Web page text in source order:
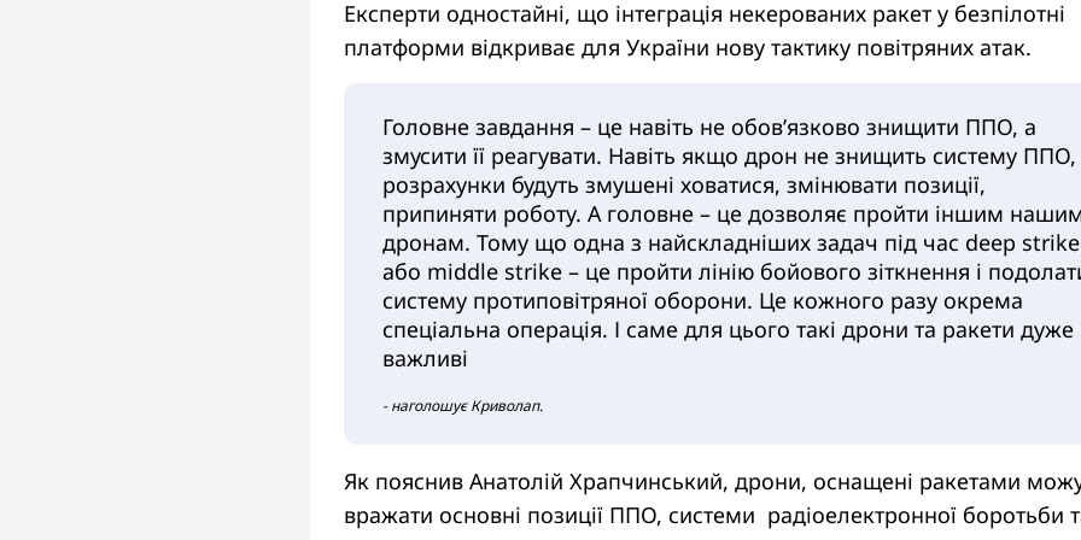
Експерти одностайні, що інтеграція некерованих ракет у безпілотні
платформи відкриває для України нову тактику повітряних атак.
Головне завдання – це навіть не обов’язково знищити ППО, а
змусити її реагувати. Навіть якщо дрон не знищить систему ППО,
розрахунки будуть змушені ховатися, змінювати позиції,
припиняти роботу. А головне – це дозволяє пройти іншим
дронам. Тому що одна з найскладніших задач під час deep strike
або middle strike – це пройти лінію бойового зіткнення і
систему протиповітряної оборони. Це кожного разу окрема
спеціальна операція. І саме для цього такі дрони та ракети дуже
важливі
- наголошує Криволап.
Як пояснив Анатолій Храпчинський, дрони, оснащені ракетами
вражати основні позиції ППО, системи радіоелектронної боротьби